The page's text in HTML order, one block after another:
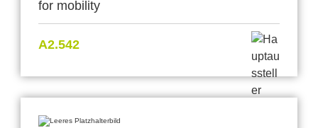
for mobility
A2.542